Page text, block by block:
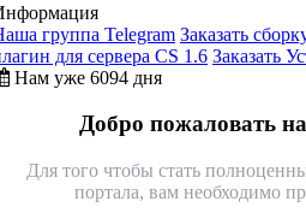
группа Telegram Заказать
для сервера CS 1.6 Заказать
Нам уже 6094 дня
Добро пожаловать
Для того чтобы стать
портала, вам необходимо